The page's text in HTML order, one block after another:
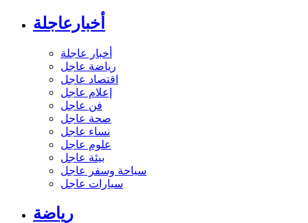
أخبارعاجلة
أخبار عاجلة
رياضة عاجل
اقتصاد عاجل
إعلام عاجل
فن عاجل
صحة عاجل
نساء عاجل
علوم عاجل
بيئة عاجل
سياحة وسفر عاجل
سيارات عاجل
رياضة